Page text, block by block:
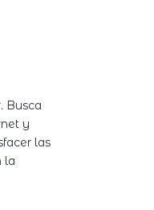
Busca
y
las
la